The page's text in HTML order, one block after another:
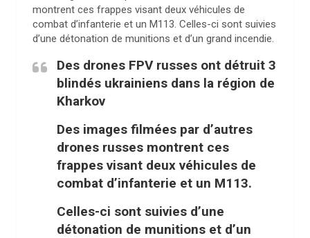
montrent ces frappes visant deux véhicules de
combat d’infanterie et un M113. Celles-ci sont suivies
d’une détonation de munitions et d’un grand incendie.
Des drones FPV russes ont détruit 3
blindés ukrainiens dans la région de
Kharkov
Des images filmées par d’autres
drones russes montrent ces
frappes visant deux véhicules de
combat d’infanterie et un M113.
Celles-ci sont suivies d’une
détonation de munitions et d’un